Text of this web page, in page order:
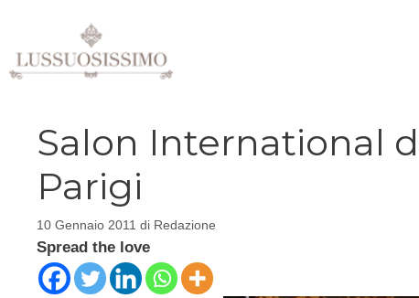
contenuto
Salon International
Parigi
10 Gennaio 2011 di Redazione
Spread the love